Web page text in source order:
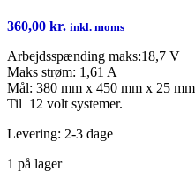
360,00 kr. inkl. moms
Arbejdsspænding maks:18,7 V
Maks strøm: 1,61 A
Mål: 380 mm x 450 mm x 25
Til 12 volt systemer.
Levering: 2-3 dage
1 på lager